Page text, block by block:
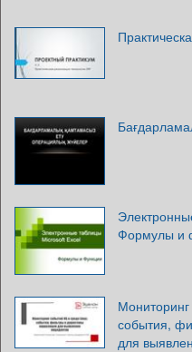
Формулы и
события,
для